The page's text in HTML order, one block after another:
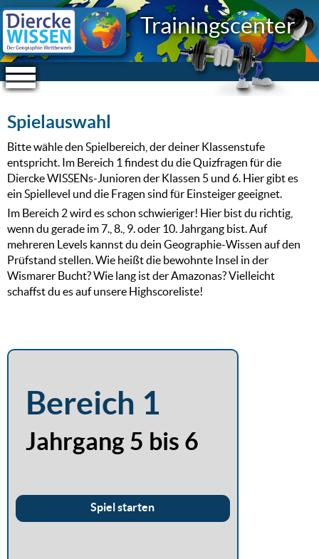
Trainingscenter
Spielauswahl
Bitte wähle den Spielbereich, der deiner Klassenstufe
entspricht. Im Bereich 1 findest du die Quizfragen für die
Diercke WISSENs-Junioren der Klassen 5 und 6. Hier gibt es
ein Spiellevel und die Fragen sind für Einsteiger geeignet.
Im Bereich 2 wird es schon schwieriger! Hier bist du richtig,
wenn du gerade im 7., 8., 9. oder 10. Jahrgang bist. Auf
mehreren Levels kannst du dein Geographie-Wissen auf den
Prüfstand stellen. Wie heißt die bewohnte Insel in der
Wismarer Bucht? Wie lang ist der Amazonas? Vielleicht
schaffst du es auf unsere Highscoreliste!
Bereich 1
Jahrgang 5 bis 6
Spiel starten